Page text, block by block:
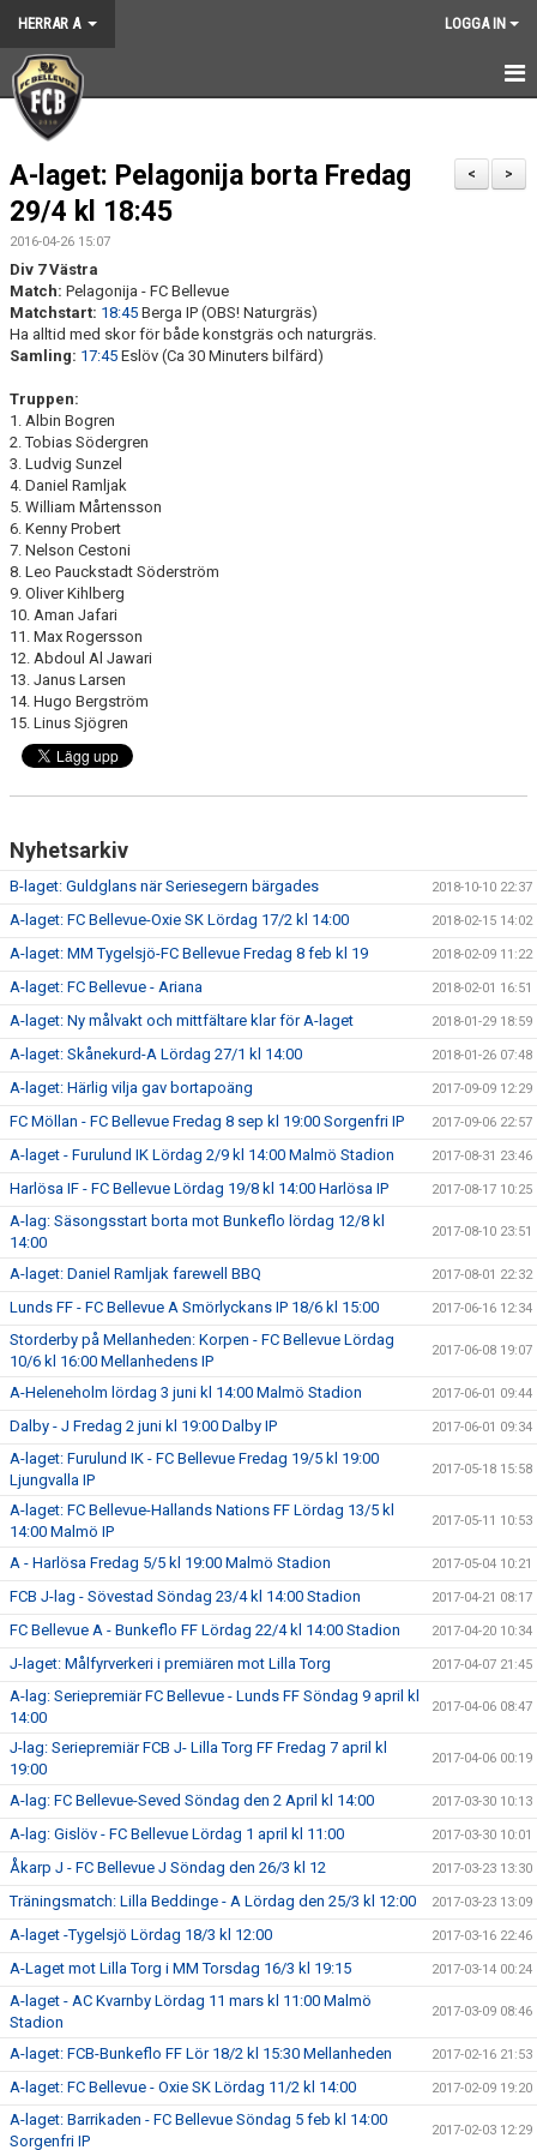
HERRAR A LOGGA IN
HEM
NYHETER
KALENDER
TRUPPEN
GÄSTBOK
DOKUMENT
KONTAKT
MATCHER
>
<
A-laget: Pelagonija borta Fredag
29/4 kl 18:45
2016-04-26 15:07
Div 7 Västra
Match: Pelagonija - FC Bellevue
Matchstart: 18:45 Berga IP (OBS! Naturgräs)
Ha alltid med skor för både konstgräs och naturgräs.
Samling: 17:45 Eslöv (Ca 30 Minuters bilfärd)
Truppen:
1. Albin Bogren
2. Tobias Södergren
3. Ludvig Sunzel
4. Daniel Ramljak
5. William Mårtensson
6. Kenny Probert
7. Nelson Cestoni
8. Leo Pauckstadt Söderström
9. Oliver Kihlberg
10. Aman Jafari
11. Max Rogersson
12. Abdoul Al Jawari
13. Janus Larsen
14. Hugo Bergström
15. Linus Sjögren
Nyhetsarkiv
B-laget: Guldglans när Seriesegern bärgades 2018-10-10 22:37
A-laget: FC Bellevue-Oxie SK Lördag 17/2 kl 14:00 2018-02-15 14:02
A-laget: MM Tygelsjö-FC Bellevue Fredag 8 feb kl 19 2018-02-09 11:22
A-laget: FC Bellevue - Ariana 2018-02-01 16:51
A-laget: Ny målvakt och mittfältare klar för A-laget 2018-01-29 18:59
A-laget: Skånekurd-A Lördag 27/1 kl 14:00 2018-01-26 07:48
A-laget: Härlig vilja gav bortapoäng 2017-09-09 12:29
FC Möllan - FC Bellevue Fredag 8 sep kl 19:00 Sorgenfri IP 2017-09-06 22:57
A-laget - Furulund IK Lördag 2/9 kl 14:00 Malmö Stadion 2017-08-31 23:46
Harlösa IF - FC Bellevue Lördag 19/8 kl 14:00 Harlösa IP 2017-08-17 10:25
A-lag: Säsongsstart borta mot Bunkeflo lördag 12/8 kl
14:00
2017-08-10 23:51
A-laget: Daniel Ramljak farewell BBQ 2017-08-01 22:32
Lunds FF - FC Bellevue A Smörlyckans IP 18/6 kl 15:00 2017-06-16 12:34
Storderby på Mellanheden: Korpen - FC Bellevue Lördag
10/6 kl 16:00 Mellanhedens IP
2017-06-08 19:07
A-Heleneholm lördag 3 juni kl 14:00 Malmö Stadion 2017-06-01 09:44
Dalby - J Fredag 2 juni kl 19:00 Dalby IP 2017-06-01 09:34
A-laget: Furulund IK - FC Bellevue Fredag 19/5 kl 19:00
Ljungvalla IP
2017-05-18 15:58
A-laget: FC Bellevue-Hallands Nations FF Lördag 13/5 kl
14:00 Malmö IP
2017-05-11 10:53
A - Harlösa Fredag 5/5 kl 19:00 Malmö Stadion 2017-05-04 10:21
FCB J-lag - Sövestad Söndag 23/4 kl 14:00 Stadion 2017-04-21 08:17
FC Bellevue A - Bunkeflo FF Lördag 22/4 kl 14:00 Stadion 2017-04-20 10:34
J-laget: Målfyrverkeri i premiären mot Lilla Torg 2017-04-07 21:45
A-lag: Seriepremiär FC Bellevue - Lunds FF Söndag 9 april kl
14:00
2017-04-06 08:47
J-lag: Seriepremiär FCB J- Lilla Torg FF Fredag 7 april kl
19:00
2017-04-06 00:19
A-lag: FC Bellevue-Seved Söndag den 2 April kl 14:00 2017-03-30 10:13
A-lag: Gislöv - FC Bellevue Lördag 1 april kl 11:00 2017-03-30 10:01
Åkarp J - FC Bellevue J Söndag den 26/3 kl 12 2017-03-23 13:30
Träningsmatch: Lilla Beddinge - A Lördag den 25/3 kl 12:00 2017-03-23 13:09
A-laget -Tygelsjö Lördag 18/3 kl 12:00 2017-03-16 22:46
A-Laget mot Lilla Torg i MM Torsdag 16/3 kl 19:15 2017-03-14 00:24
A-laget - AC Kvarnby Lördag 11 mars kl 11:00 Malmö
Stadion
2017-03-09 08:46
A-laget: FCB-Bunkeflo FF Lör 18/2 kl 15:30 Mellanheden 2017-02-16 21:53
A-laget: FC Bellevue - Oxie SK Lördag 11/2 kl 14:00 2017-02-09 19:20
A-laget: Barrikaden - FC Bellevue Söndag 5 feb kl 14:00
Sorgenfri IP
2017-02-03 12:29